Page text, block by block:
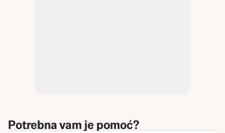
Potrebna vam je pomoć?